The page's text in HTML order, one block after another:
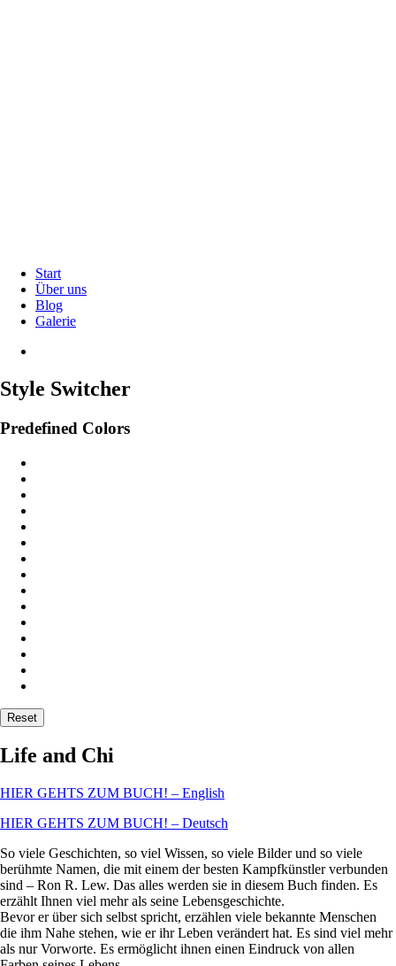
Start
Über uns
Blog
Galerie
Style Switcher
Predefined Colors
Reset
Life and Chi
HIER GEHTS ZUM BUCH! – English
HIER GEHTS ZUM BUCH! – Deutsch
So viele Geschichten, so viel Wissen, so viele Bilder und so viele
berühmte Namen, die mit einem der besten Kampfkünstler verbunden
sind – Ron R. Lew. Das alles werden sie in diesem Buch finden. Es
erzählt Ihnen viel mehr als seine Lebensgeschichte.
Bevor er über sich selbst spricht, erzählen viele bekannte Menschen
die ihm Nahe stehen, wie er ihr Leben verändert hat. Es sind viel mehr
als nur Vorworte. Es ermöglicht ihnen einen Eindruck von allen